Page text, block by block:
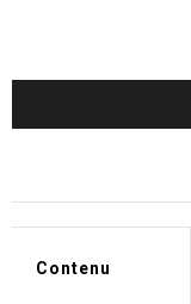
Contenu